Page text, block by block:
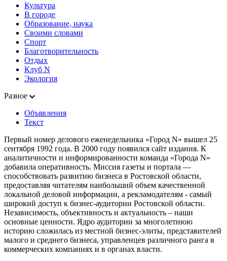
Культура
В городе
Образование, наука
Своими словами
Спорт
Благотворительность
Отдых
Клуб N
Экология
Разное
Объявления
Текст
Первый номер делового еженедельника «Город N» вышел 25
сентября 1992 года. В 2000 году появился сайт издания. К
аналитичности и информированности команда «Города N»
добавила оперативность. Миссия газеты и портала —
способствовать развитию бизнеса в Ростовской области,
предоставляя читателям наибольший объем качественной
локальной деловой информации, а рекламодателям - самый
широкий доступ к бизнес-аудитории Ростовской области.
Независимость, объективность и актуальность – наши
основные ценности. Ядро аудитории за многолетнюю
историю сложилась из местной бизнес-элиты, представителей
малого и среднего бизнеса, управленцев различного ранга в
коммерческих компаниях и в органах власти.